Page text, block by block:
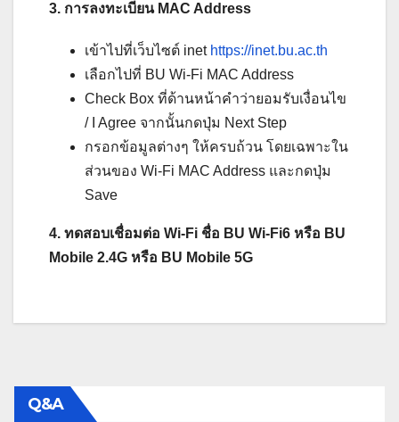
3. การลงทะเบียน MAC Address
เข้าไปที่เว็บไซต์ inet https://inet.bu.ac.th
เลือกไปที่ BU Wi-Fi MAC Address
Check Box ที่ด้านหน้าคำว่ายอมรับเงื่อนไข
/ I Agree จากนั้นกดปุ่ม Next Step
กรอกข้อมูลต่างๆ ให้ครบถ้วน โดยเฉพาะใน
ส่วนของ Wi-Fi MAC Address และกดปุ่ม
Save
4. ทดสอบเชื่อมต่อ Wi-Fi ชื่อ BU Wi-Fi6 หรือ BU
Mobile 2.4G หรือ BU Mobile 5G
Q&A